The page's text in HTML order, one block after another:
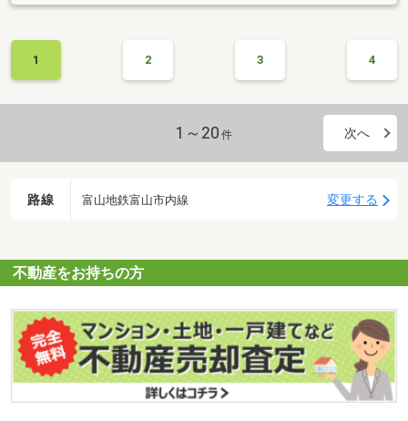
1 2 3 4
1～20 件 次へ
路線 富山地鉄富山市内線 変更する
不動産をお持ちの方